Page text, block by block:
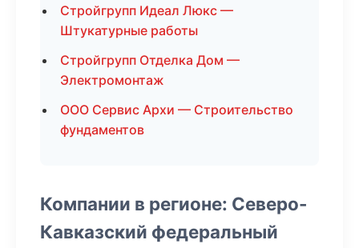
Стройгрупп Идеал Люкс —
Штукатурные работы
Стройгрупп Отделка Дом —
Электромонтаж
ООО Сервис Архи — Строительство
фундаментов
Компании в регионе: Северо-
Кавказский федеральный